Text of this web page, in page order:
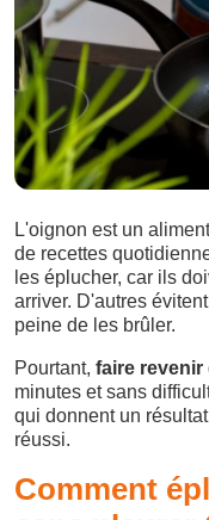
L'oignon est un
de recettes
les éplucher, car ils
arriver. D'autres
peine de les brûler.
Pourtant, faire
minutes et sans
qui donnent un
réussi.
Comment